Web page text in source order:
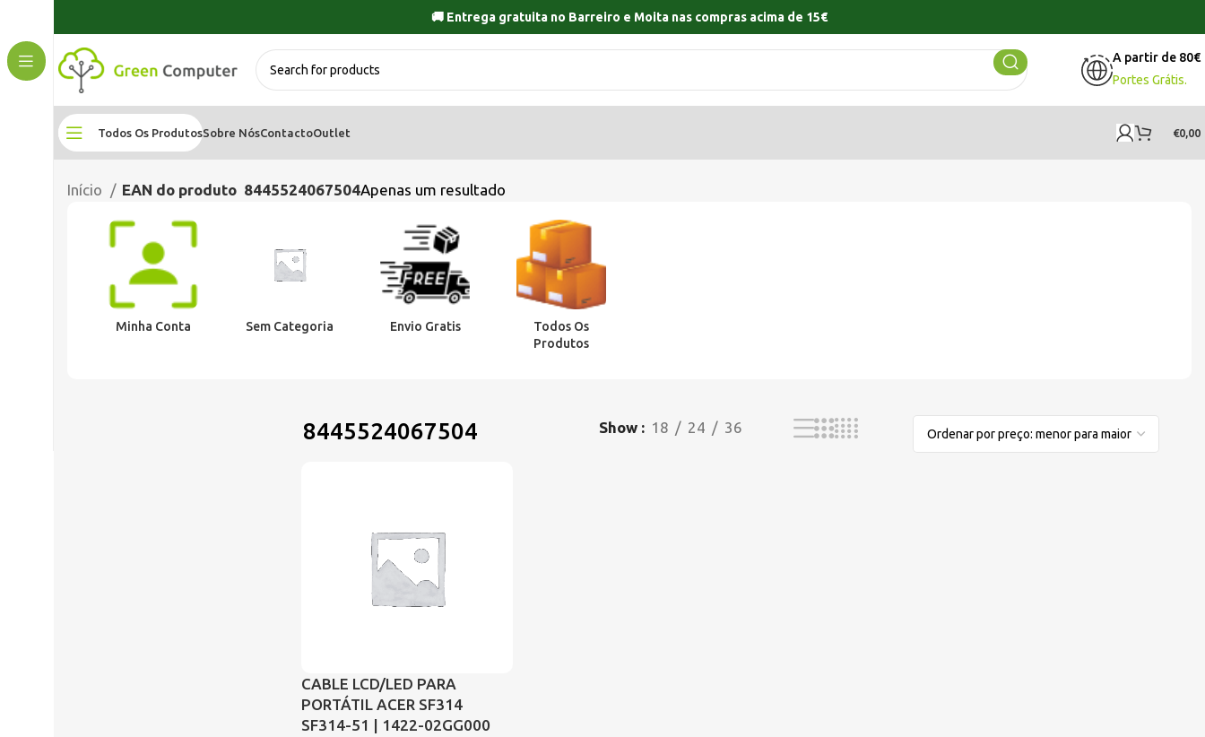
🚚 Entrega gratuita no Barreiro e Moita nas compras acima de 15€
A partir de 80€
Portes Grátis.
Todos Os ProdutosSobre NósContactoOutlet €0,00
Início EAN do produto 8445524067504Apenas um resultado
Minha Conta Sem Categoria Envio Gratis
Todos Os
Produtos
8445524067504 Show 18 24 36
CABLE LCD/LED PARA
PORTÁTIL ACER SF314
SF314-51 | 1422-02GG000